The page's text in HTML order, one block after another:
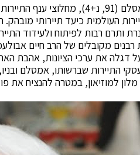
אהרון אמסלם (91, נ+4),
העולמית כיעד תיירותי
ותרם רבות לפיתוח ולעידוד
מקובלים של הרב חיים
דגלה את ערכי הציונות, אהבת
התיירות שברשותו, אמסלם
מלון למוזיאון, במטרה להנציח